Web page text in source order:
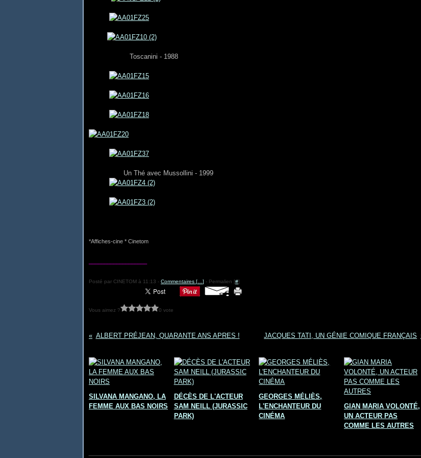
Toscanini - 1988
Un Thé avec Mussollini - 1999
*Affiches-cine * Cinetom
Posté par CINETOM à 11:13 - Commentaires [ ] - Permalien [#]
Vous aimez ? 0 vote
ALBERT PRÉJEAN, QUARANTE ANS APRES ! JACQUES TATI, UN GÉNIE COMIQUE FRANÇAIS
SILVANA MANGANO, LA
FEMME AUX BAS NOIRS
DÉCÈS DE L'ACTEUR
SAM NEILL (JURASSIC
PARK)
GEORGES MÉLIÈS,
L'ENCHANTEUR DU
CINÉMA
GIAN MARIA VOLONTÉ,
UN ACTEUR PAS
COMME LES AUTRES